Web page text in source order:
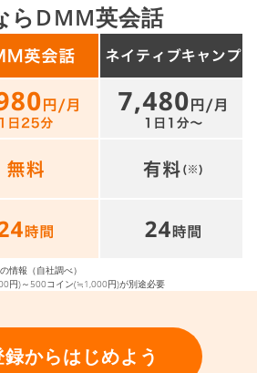
らDMM英会話
情報（自社調べ）
円)～500コイン(≒1,000円)が別途必要
からはじめよう